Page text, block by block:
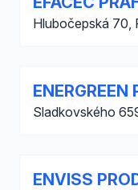
Hlubočepská 70,
Sladkovského
ENVISS